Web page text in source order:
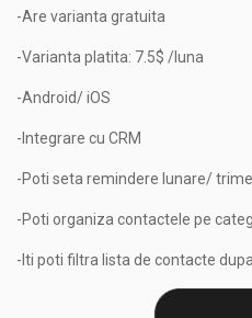
-Are varianta gratuita
-Varianta platita: 7.5$ /luna
-Android/ iOS
-Integrare cu CRM
-Poti seta remindere lunare/
-Poti organiza contactele pe
-Iti poti filtra lista de contacte